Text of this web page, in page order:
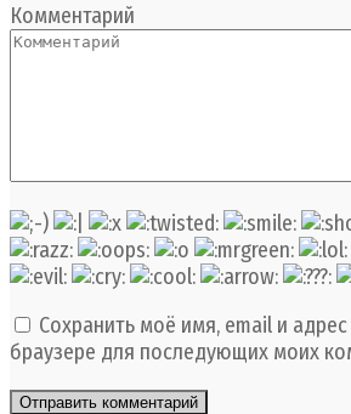
Комментарий
Сохранить моё имя, email и
браузере для последующих моих